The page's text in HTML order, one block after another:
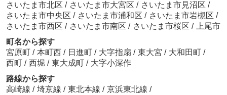
さいたま市北区 / さいたま市大宮区 / さいたま市見沼区 /
さいたま市中央区 / さいたま市浦和区 / さいたま市岩槻区 /
さいたま市西区 / さいたま市南区 / さいたま市桜区 /
上尾市
町名から探す
宮原町 / 本町西 / 日進町 / 大字指扇 / 東大宮 / 大和田町 /
西町 / 西堀 / 東大成町 / 大字小深作
路線から探す
高崎線 / 埼京線 / 東北本線 / 京浜東北線 /